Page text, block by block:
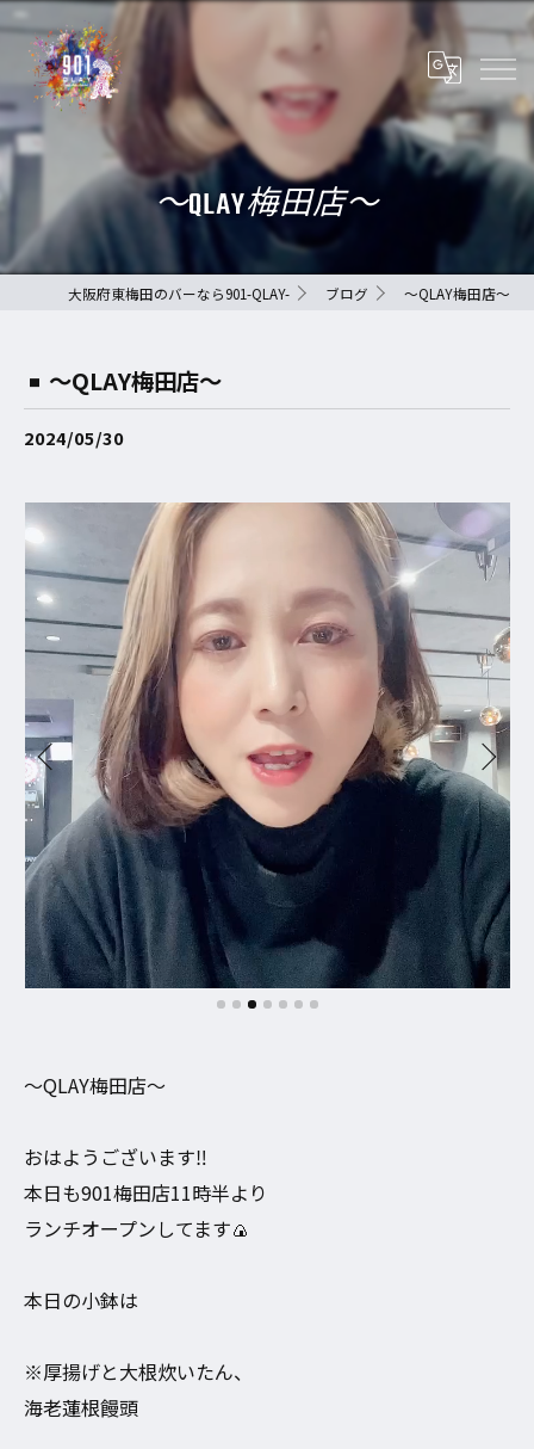
〜QLAY梅田店〜
大阪府東梅田のバーなら901-QLAY- ブログ 〜QLAY梅田店〜
〜QLAY梅田店〜
2024/05/30
〜QLAY梅田店〜
おはようございます‼︎
本日も901梅田店11時半より
ランチオープンしてます🍙
本日の小鉢は
※厚揚げと大根炊いたん、
海老蓮根饅頭